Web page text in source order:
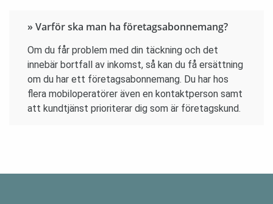
» Varför ska man ha företagsabonnemang?
Om du får problem med din täckning och det
innebär bortfall av inkomst, så kan du få ersättning
om du har ett företagsabonnemang. Du har hos
flera mobiloperatörer även en kontaktperson samt
att kundtjänst prioriterar dig som är företagskund.